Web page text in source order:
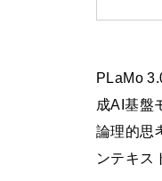
PLaMo
成AI基盤
論理的思
ンテキス